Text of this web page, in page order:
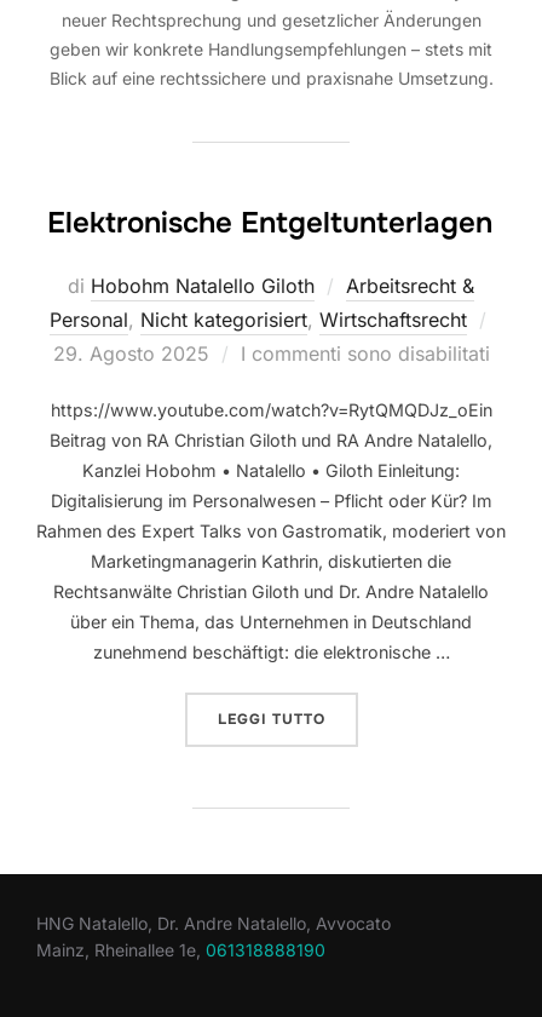
neuer Rechtsprechung und gesetzlicher Änderungen
geben wir konkrete Handlungsempfehlungen – stets mit
Blick auf eine rechtssichere und praxisnahe Umsetzung.
Elektronische Entgeltunterlagen
di Hobohm Natalello Giloth
Arbeitsrecht &
Personal, Nicht kategorisiert, Wirtschaftsrecht
29. Agosto 2025
I commenti sono disabilitati
https://www.youtube.com/watch?v=RytQMQDJz_oEin
Beitrag von RA Christian Giloth und RA Andre Natalello,
Kanzlei Hobohm • Natalello • Giloth Einleitung:
Digitalisierung im Personalwesen – Pflicht oder Kür? Im
Rahmen des Expert Talks von Gastromatik, moderiert von
Marketingmanagerin Kathrin, diskutierten die
Rechtsanwälte Christian Giloth und Dr. Andre Natalello
über ein Thema, das Unternehmen in Deutschland
zunehmend beschäftigt: die elektronische …
LEGGI TUTTO
HNG Natalello, Dr. Andre Natalello, Avvocato
Mainz, Rheinallee 1e, 061318888190